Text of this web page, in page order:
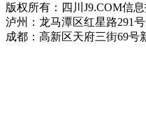
版权所有：四川J9.COM信
泸州：龙马潭区红星路291
成都：高新区天府三街69号